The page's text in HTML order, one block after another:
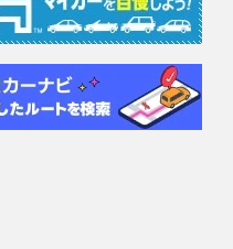
支払総額
338 .8 万円
支払総額
339